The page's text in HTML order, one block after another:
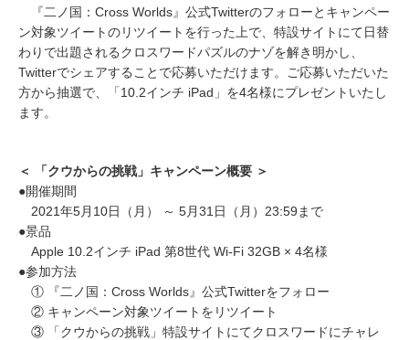
『二ノ国：Cross Worlds』公式Twitterのフォローとキャンペー
ン対象ツイートのリツイートを行った上で、特設サイトにて日替
わりで出題されるクロスワードパズルのナゾを解き明かし、
Twitterでシェアすることで応募いただけます。ご応募いただいた
方から抽選で、「10.2インチ iPad」を4名様にプレゼントいたし
ます。
＜ 「クウからの挑戦」キャンペーン概要 ＞
●開催期間
2021年5月10日（月） ～ 5月31日（月）23:59まで
●景品
Apple 10.2インチ iPad 第8世代 Wi-Fi 32GB × 4名様
●参加方法
① 『二ノ国：Cross Worlds』公式Twitterをフォロー
② キャンペーン対象ツイートをリツイート
③ 「クウからの挑戦」特設サイトにてクロスワードにチャレ